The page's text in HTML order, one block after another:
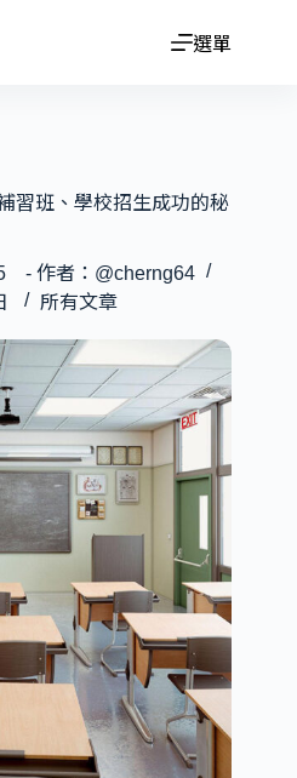
選單
習班、學校招生成功的秘
- 作者：@cherng64
所有文章